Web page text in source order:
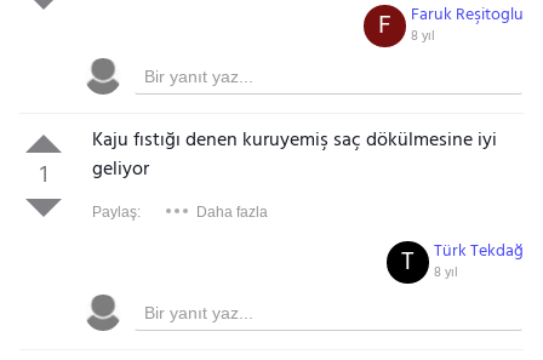
Faruk Reşitoglu
8 yıl
F
1
Kaju fıstığı denen kuruyemiş saç dökülmesine iyi
geliyor
Paylaş: Daha fazla
Türk Tekdağ
8 yıl
T